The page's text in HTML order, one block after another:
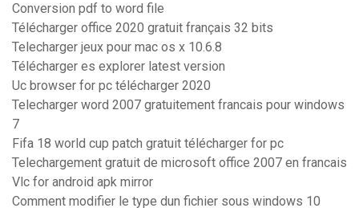
Conversion pdf to word file
Télécharger office 2020 gratuit français 32 bits
Telecharger jeux pour mac os x 10.6.8
Télécharger es explorer latest version
Uc browser for pc télécharger 2020
Telecharger word 2007 gratuitement francais pour windows
7
Fifa 18 world cup patch gratuit télécharger for pc
Telechargement gratuit de microsoft office 2007 en francais
Vlc for android apk mirror
Comment modifier le type dun fichier sous windows 10